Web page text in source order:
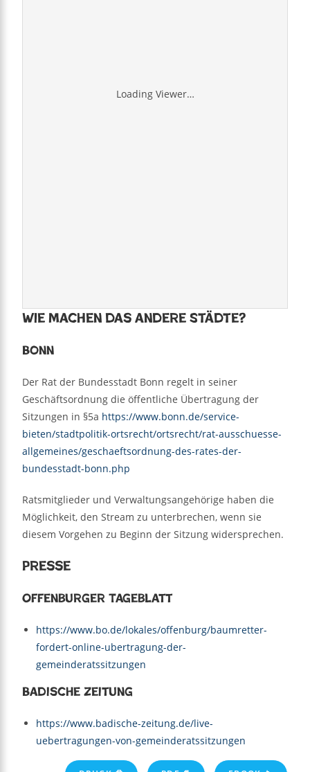
Loading Viewer…
Wie machen das andere Städte?
Bonn
Der Rat der Bundesstadt Bonn regelt in seiner
Geschäftsordnung die öffentliche Übertragung der
Sitzungen in §5a https://www.bonn.de/service-
bieten/stadtpolitik-ortsrecht/ortsrecht/rat-ausschuesse-
allgemeines/geschaeftsordnung-des-rates-der-
bundesstadt-bonn.php
Ratsmitglieder und Verwaltungsangehörige haben die
Möglichkeit, den Stream zu unterbrechen, wenn sie
diesem Vorgehen zu Beginn der Sitzung widersprechen.
Presse
Offenburger Tageblatt
https://www.bo.de/lokales/offenburg/baumretter-
fordert-online-ubertragung-der-
gemeinderatssitzungen
Badische Zeitung
https://www.badische-zeitung.de/live-
uebertragungen-von-gemeinderatssitzungen